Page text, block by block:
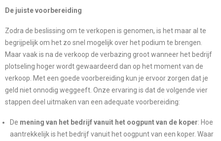
De juiste voorbereiding
Zodra de beslissing om te verkopen is genomen, is het maar al te
begrijpelijk om het zo snel mogelijk over het podium te brengen.
Maar vaak is na de verkoop de verbazing groot wanneer het bedrijf
plotseling hoger wordt gewaardeerd dan op het moment van de
verkoop. Met een goede voorbereiding kun je ervoor zorgen dat je
geld niet onnodig weggeeft. Onze ervaring is dat de volgende vier
stappen deel uitmaken van een adequate voorbereiding:
De mening van het bedrijf vanuit het oogpunt van de koper: Hoe
aantrekkelijk is het bedrijf vanuit het oogpunt van een koper. Waar